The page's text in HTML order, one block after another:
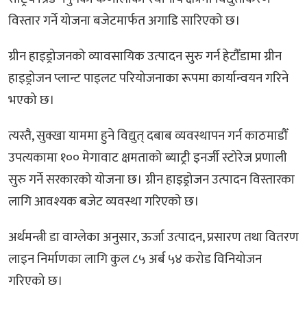
विस्तार गर्ने योजना बजेटमार्फत अगाडि सारिएको छ।
ग्रीन हाइड्रोजनको व्यावसायिक उत्पादन सुरु गर्न हेटौँडामा ग्रीन
हाइड्रोजन प्लान्ट पाइलट परियोजनाका रूपमा कार्यान्वयन गरिने
भएको छ।
त्यस्तै, सुक्खा याममा हुने विद्युत् दबाब व्यवस्थापन गर्न काठमाडौँ
उपत्यकामा १०० मेगावाट क्षमताको ब्याट्री इनर्जी स्टोरेज प्रणाली
सुरु गर्ने सरकारको योजना छ। ग्रीन हाइड्रोजन उत्पादन विस्तारका
लागि आवश्यक बजेट व्यवस्था गरिएको छ।
अर्थमन्त्री डा वाग्लेका अनुसार, ऊर्जा उत्पादन, प्रसारण तथा वितरण
लाइन निर्माणका लागि कुल ८५ अर्ब ५४ करोड विनियोजन
गरिएको छ।